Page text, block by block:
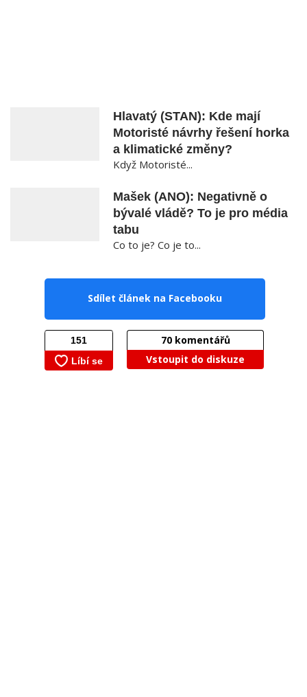
Hlavatý (STAN): Kde mají
Motoristé návrhy řešení horka
a klimatické změny?
Když Motoristé...
Mašek (ANO): Negativně o
bývalé vládě? To je pro média
tabu
Co to je? Co je to...
Sdílet článek na Facebooku
70komentářů
Vstoupit do diskuze